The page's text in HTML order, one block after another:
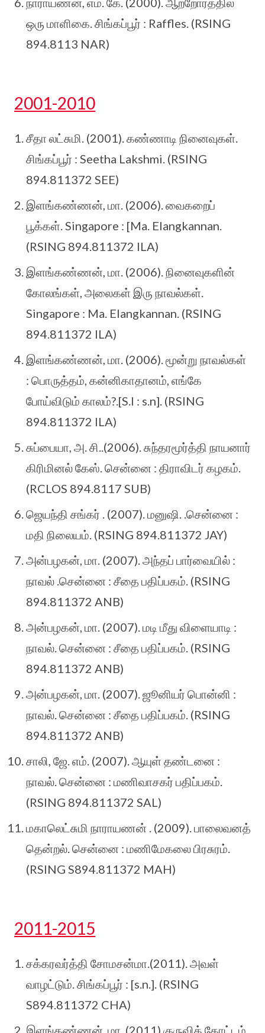
ஒரு மாளிகை. சிங்கப்பூர் : Raffles. (RSING
894.8113 NAR)
2001-2010
சீதா லட்சுமி. (2001). கண்ணாடி நினைவுகள்.
சிங்கப்பூர் : Seetha Lakshmi. (RSING
894.811372 SEE)
இளங்கண்ணன், மா. (2006). வைகறைப்
பூக்கள். Singapore : [Ma. Elangkannan.
(RSING 894.811372 ILA)
இளங்கண்ணன், மா. (2006). நினைவுகளின்
கோலங்கள், அலைகள் இரு நாவல்கள்.
Singapore : Ma. Elangkannan. (RSING
894.811372 ILA)
இளங்கண்ணன், மா. (2006). மூன்று நாவல்கள்
: பொருத்தம், கன்னிகாதானம், எங்கே
போய்விடும் காலம்?.[S.l : s.n]. (RSING
894.811372 ILA)
சுப்பையா, அ. சி..(2006). சுந்தரமூர்த்தி நாயனார்
கிரிமினல் கேஸ். சென்னை : திராவிடர் கழகம்.
(RCLOS 894.8117 SUB)
ஜெயந்தி சங்கர் . (2007). மனுஷி. .சென்னை :
மதி நிலையம். (RSING 894.811372 JAY)
அன்பழகன், மா. (2007). அந்தப் பார்வையில் :
நாவல் .சென்னை : சீதை பதிப்பகம். (RSING
894.811372 ANB)
அன்பழகன், மா. (2007). மடி மீது விளையாடி :
நாவல். சென்னை : சீதை பதிப்பகம். (RSING
894.811372 ANB)
அன்பழகன், மா. (2007). ஜூனியர் பொன்னி :
நாவல். சென்னை : சீதை பதிப்பகம். (RSING
894.811372 ANB)
சாலி, ஜே. எம். (2007). ஆயுள் தண்டனை :
நாவல். சென்னை : மணிவாசகர் பதிப்பகம்.
(RSING 894.811372 SAL)
மகாலெட்சுமி நாராயணன் . (2009). பாலைவனத்
தென்றல். சென்னை : மணிமேகலை பிரசுரம்.
(RSING S894.811372 MAH)
2011-2015
சக்கரவர்த்தி சோமசன்மா.(2011). அவள்
வாழட்டும். சிங்கப்பூர் : [s.n.]. (RSING
S894.811372 CHA)